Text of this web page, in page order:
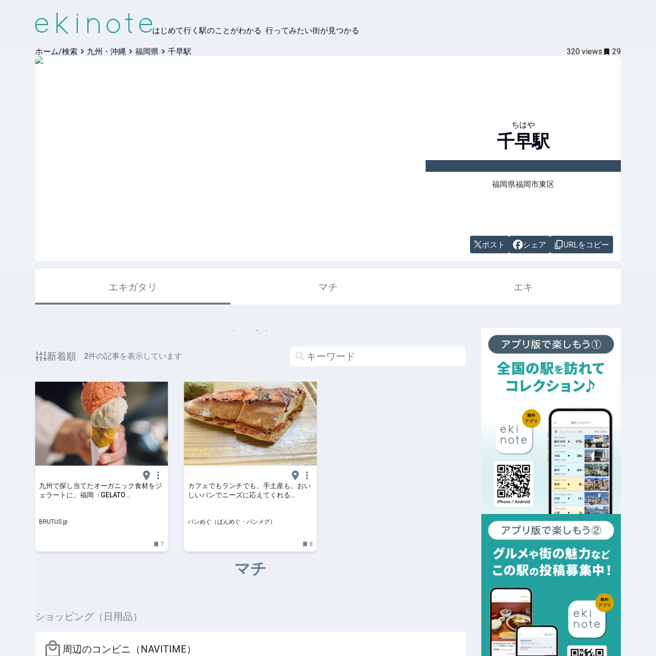
はじめて行く駅のことがわかる 行ってみたい街が見つかる
ホーム/検索 九州・沖縄 福岡県 千早駅 320 views 29
ちはや
千早駅
福岡県福岡市東区
ポスト シェア URLをコピー
エキガタリ マチ エキ
エキガタリ
新着順 2件の記事を表示しています
九州で探し当てたオーガニック食材をジ
ェラートに。福岡〈GELATO
BRUTUS.jp
7
カフェでもランチでも、手土産も。おい
しいパンでニーズに応えてくれる
パンめぐ（ぱんめぐ・パンメグ）
8
マチ
ショッピング（日用品）
周辺のコンビニ（NAVITIME）